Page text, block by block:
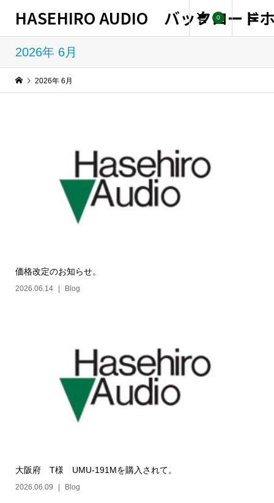
HASEHIRO AUDIO バックロード
0
2026年 6月
2026年 6月
価格改定のお知らせ。
2026.06.14 Blog
大阪府 T様 UMU-191Mを購入されて。
2026.06.09 Blog